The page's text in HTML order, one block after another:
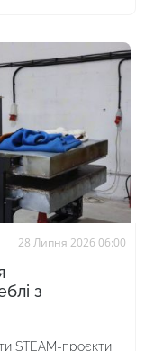
28 Липня 2026 06:00
з
STEAM-проєкти